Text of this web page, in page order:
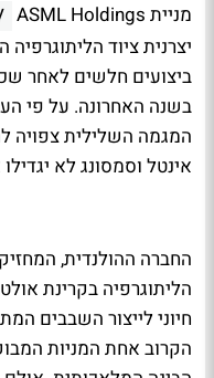
מניית ASML Holdings
יצרנית ציוד
ביצועים חלשים לאחר
בשנה האחרונה. על פי
המגמה השלילית צפויה
אינטל וסמסונג לא
החברה ההולנדית,
חיוני לייצור השבבים
הקרוב אחת המניות